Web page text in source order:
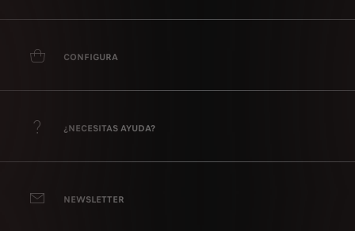
CONFIGURA
¿NECESITAS AYUDA?
NEWSLETTER